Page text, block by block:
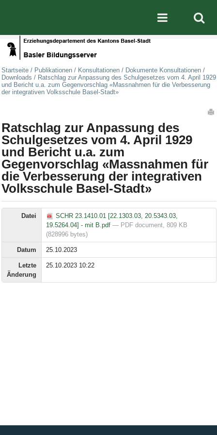
Mobile
Startseite / Publikationen / Konsultationen / Dokumente Konsultationen /
Downloads / Ratschlag zur Anpassung des Schulgesetzes vom 4. April 1929
und Bericht u.a. zum Gegenvorschlag «Massnahmen für die Verbesserung
der integrativen Volksschule Basel-Stadt»
Ratschlag zur Anpassung des
Schulgesetzes vom 4. April 1929
und Bericht u.a. zum
Gegenvorschlag «Massnahmen für
die Verbesserung der integrativen
Volksschule Basel-Stadt»
Datei
SCHR 23.1410.01 [22.1303.03, 20.5343.03,
19.5264.04] - mit B.pdf— PDF document, 809 KB
(828996 bytes)
Datum 25.10.2023
Letzte
Änderung
25.10.2023 10:22